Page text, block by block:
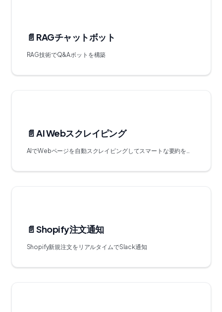
📄️ RAGチャットボット
RAG技術でQ&Aボットを構築
📄️ AI Webスクレイピング
📄️Shopify注文通知
Shopify新規注文をリアルタイムでSlack通知